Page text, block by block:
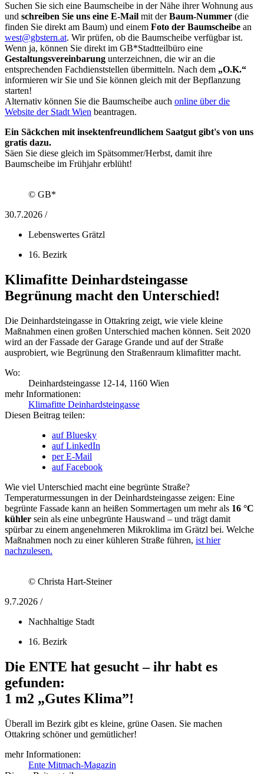
Suchen Sie sich eine Baumscheibe in der Nähe ihrer Wohnung aus
und schreiben Sie uns eine E-Mail mit derBaum-Nummer (die
finden Sie direkt am Baum) und einem Foto der Baumscheibe an
west@gbstern.at. Wir prüfen, ob die Baumscheibe verfügbar ist.
Wenn ja, können Sie direkt im GB*Stadtteilbüro eine
Gestaltungsvereinbarung unterzeichnen, die wir an die
entsprechenden Fachdienststellen übermitteln. Nach dem „O.K.“
informieren wir Sie und Sie können gleich mit der Bepflanzung
starten!
Alternativ können Sie die Baumscheibe auch online über die
Website der Stadt Wien beantragen.
Ein Säckchen mit insektenfreundlichem Saatgut gibt's von uns
gratis dazu.
Säen Sie diese gleich im Spätsommer/Herbst, damit ihre
Baumscheibe im Frühjahr erblüht!
© GB*
30.7.2026 /
Lebenswertes Grätzl
16. Bezirk
Klimafitte Deinhardsteingasse
Begrünung macht den Unterschied!
Die Deinhard­steingasse in Ottakring zeigt, wie viele kleine
Maßnahmen einen großen Unterschied machen können. Seit 2020
wird an der Fassade der Garage Grande und auf der Straße
ausprobiert, wie Begrünung den Straßenraum klimafitter macht.
Wo:
Deinhardsteingasse 12-14, 1160 Wien
mehr Informationen:
Klimafitte Deinhardsteingasse
Diesen Beitrag teilen:
auf Bluesky
auf LinkedIn
per E-Mail
auf Facebook
Wie viel Unterschied macht eine begrünte Straße?
Temperaturmessungen in der Deinhardsteingasse zeigen: Eine
begrünte Fassade kann an heißen Sommertagen um mehr als 16 °C
kühler sein als eine unbegrünte Hauswand – und trägt damit
spürbar zu einem angenehmeren Mikroklima im Grätzl bei. Welche
Maßnahmen noch zu einer kühleren Straße führen, ist hier
nachzulesen.
© Christa Hart-Steiner
9.7.2026 /
Nachhaltige Stadt
16. Bezirk
Die ENTE hat gesucht – ihr habt es
gefunden:
1 m2 „Gutes Klima”!
Überall im Bezirk gibt es kleine, grüne Oasen. Sie machen
Ottakring schöner und gemütlicher!
mehr Informationen:
Ente Mitmach-Magazin